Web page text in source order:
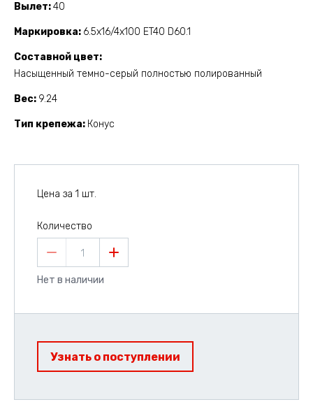
Вылет 40
Маркировка 6.5x16/4x100 ET40 D60.1
Составной цвет
Насыщенный темно-серый полностью полированный
Вес 9.24
Тип крепежа Конус
Цена за 1 шт.
Количество
1
Нет в наличии
Узнать о поступлении